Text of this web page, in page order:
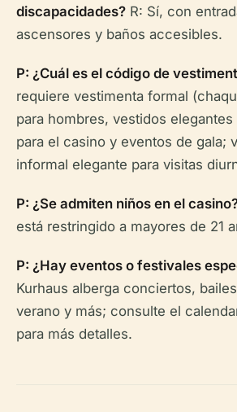
discapacidades? R: Sí, con
ascensores y baños accesibles.
P: ¿Cuál es el código de
requiere vestimenta formal
para hombres, vestidos elegantes
para el casino y eventos de gala;
informal elegante para visitas
P: ¿Se admiten niños en el
está restringido a mayores de 21
P: ¿Hay eventos o festivales
Kurhaus alberga conciertos,
verano y más; consulte el
para más detalles.